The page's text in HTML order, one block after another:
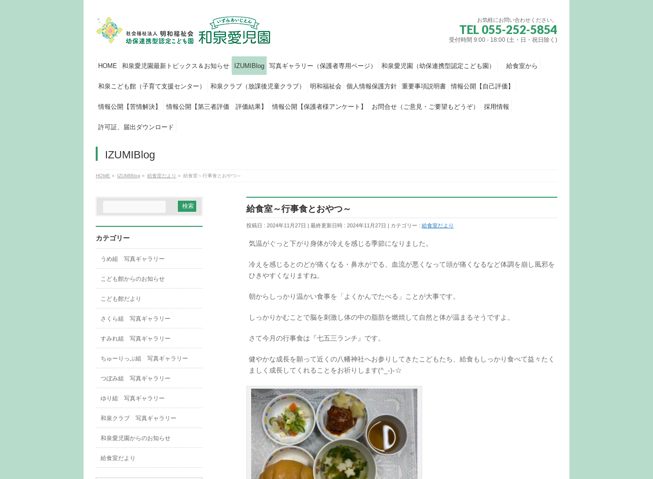
お気軽にお問い合わせください。
TEL 055-252-5854
受付時間 9:00 - 18:00 (土・日・祝日除く)
HOME 和泉愛児園最新トピックス＆お知らせ IZUMIBlog 写真ギャラリー（保護者専用ページ） 和泉愛児園（幼保連携型認定こども園） 給食室から
和泉こども館（子育て支援センター） 和泉クラブ（放課後児童クラブ） 明和福祉会 個人情報保護方針 重要事項説明書 情報公開【自己評価】
情報公開【苦情解決】 情報公開【第三者評価 評価結果】 情報公開【保護者様アンケート】 お問合せ（ご意見・ご要望もどうぞ） 採用情報
許可証、届出ダウンロード
IZUMIBlog
HOME » IZUMIBlog » 給食室だより » 給食室～行事食とおやつ～
給食室～行事食とおやつ～
投稿日 : 2024年11月27日 最終更新日時 : 2024年11月27日 カテゴリー : 給食室だより
気温がぐっと下がり身体が冷えを感じる季節になりました。
冷えを感じるとのどが痛くなる・鼻水がでる、血流が悪くなって頭が痛くなるなど体調を崩し風邪を
ひきやすくなりますね。
朝からしっかり温かい食事を「よくかんでたべる」ことが大事です。
しっかりかむことで脳を刺激し体の中の脂肪を燃焼して自然と体が温まるそうですよ。
さて今月の行事食は『七五三ランチ』です。
健やかな成長を願って近くの八幡神社へお参りしてきたこどもたち、給食もしっかり食べて益々たく
ましく成長してくれることをお祈りします(^_-)-☆
カテゴリー
うめ組 写真ギャラリー
こども館からのお知らせ
こども館だより
さくら組 写真ギャラリー
すみれ組 写真ギャラリー
ちゅーりっぷ組 写真ギャラリー
つぼみ組 写真ギャラリー
ゆり組 写真ギャラリー
和泉クラブ 写真ギャラリー
和泉愛児園からのお知らせ
給食室だより